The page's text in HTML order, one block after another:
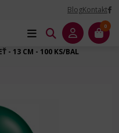
BlogKontakt
0
Guľatý - 5" - 13 cm
- 13 CM - 100 KS/BAL